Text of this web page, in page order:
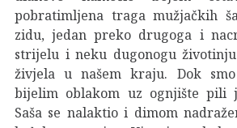
pobratimljena traga mužjačkih
zidu, jedan preko drugoga i
strijelu i neku dugonogu
živjela u našem kraju. Dok
bijelim oblakom uz ognjište pili
Saša se nalaktio i dimom